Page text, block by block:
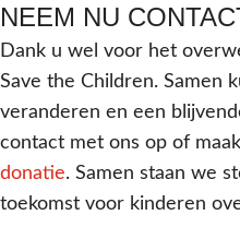
NEEM NU
Dank u wel voor het
Save the Children. Samen
veranderen en een
contact met ons op of
donatie. Samen staan we
toekomst voor kinderen